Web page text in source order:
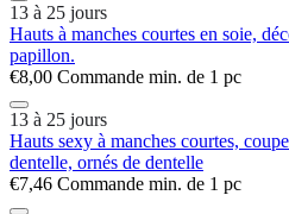
13 à 25 jours
Hauts à manches courtes en soie,
papillon.
€8,00 Commande min. de 1 pc
13 à 25 jours
Hauts sexy à manches courtes,
dentelle, ornés de dentelle
€7,46 Commande min. de 1 pc